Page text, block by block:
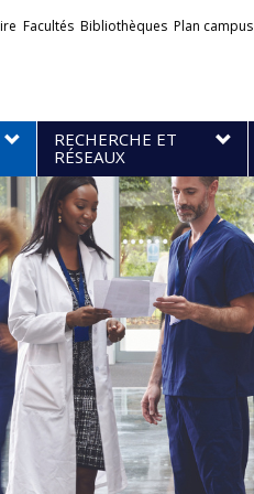
Facultés Bibliothèques Plan campus
RECHERCHE ET
RÉSEAUX